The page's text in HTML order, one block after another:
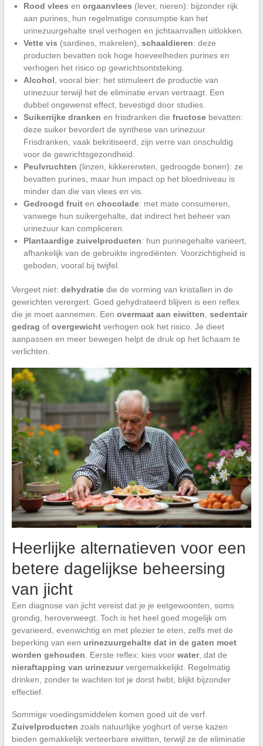
Rood vlees en orgaanvlees (lever, nieren): bijzonder rijk
aan purines, hun regelmatige consumptie kan het
urinezuurgehalte snel verhogen en jichtaanvallen uitlokken.
Vette vis (sardines, makrelen), schaaldieren: deze
producten bevatten ook hoge hoeveelheden purines en
verhogen het risico op gewrichtsontsteking.
Alcohol , vooral bier: het stimuleert de productie van
urinezuur terwijl het de eliminatie ervan vertraagt. Een
dubbel ongewenst effect, bevestigd door studies.
Suikerrijke dranken en frisdranken die fructosebevatten:
deze suiker bevordert de synthese van urinezuur.
Frisdranken, vaak bekritiseerd, zijn verre van onschuldig
voor de gewrichtsgezondheid.
Peulvruchten (linzen, kikkererwten, gedroogde bonen): ze
bevatten purines, maar hun impact op het bloedniveau is
minder dan die van vlees en vis.
Gedroogd fruiten chocolade: met mate consumeren,
vanwege hun suikergehalte, dat indirect het beheer van
urinezuur kan compliceren.
Plantaardige zuivelproducten: hun purinegehalte varieert,
afhankelijk van de gebruikte ingrediënten. Voorzichtigheid is
geboden, vooral bij twijfel.
Vergeet niet: dehydratiedie de vorming van kristallen in de
gewrichten verergert. Goed gehydrateerd blijven is een reflex
die je moet aannemen. Een overmaat aan eiwitten sedentair
gedrag of overgewichtverhogen ook het risico. Je dieet
aanpassen en meer bewegen helpt de druk op het lichaam te
verlichten.
Heerlijke alternatieven voor een
betere dagelijkse beheersing
van jicht
Een diagnose van jicht vereist dat je je eetgewoonten, soms
grondig, heroverweegt. Toch is het heel goed mogelijk om
gevarieerd, evenwichtig en met plezier te eten, zelfs met de
beperking van een urinezuurgehalte dat in de gaten moet
worden gehouden . Eerste reflex: kies voor water, dat de
nieraftapping van urinezuurvergemakkelijkt. Regelmatig
drinken, zonder te wachten tot je dorst hebt, blijkt bijzonder
effectief.
Sommige voedingsmiddelen komen goed uit de verf.
Zuivelproducten zoals natuurlijke yoghurt of verse kazen
bieden gemakkelijk verteerbare eiwitten, terwijl ze de eliminatie